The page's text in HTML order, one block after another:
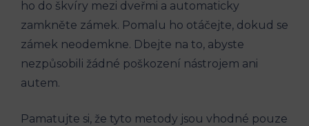
ho do škvíry mezi dveřmi a automaticky
zamkněte zámek. Pomalu ho otáčejte, dokud se
zámek neodemkne. Dbejte na to, abyste
nezpůsobili žádné poškození nástrojem ani
autem.
Pamatujte si, že tyto metody jsou vhodné pouze